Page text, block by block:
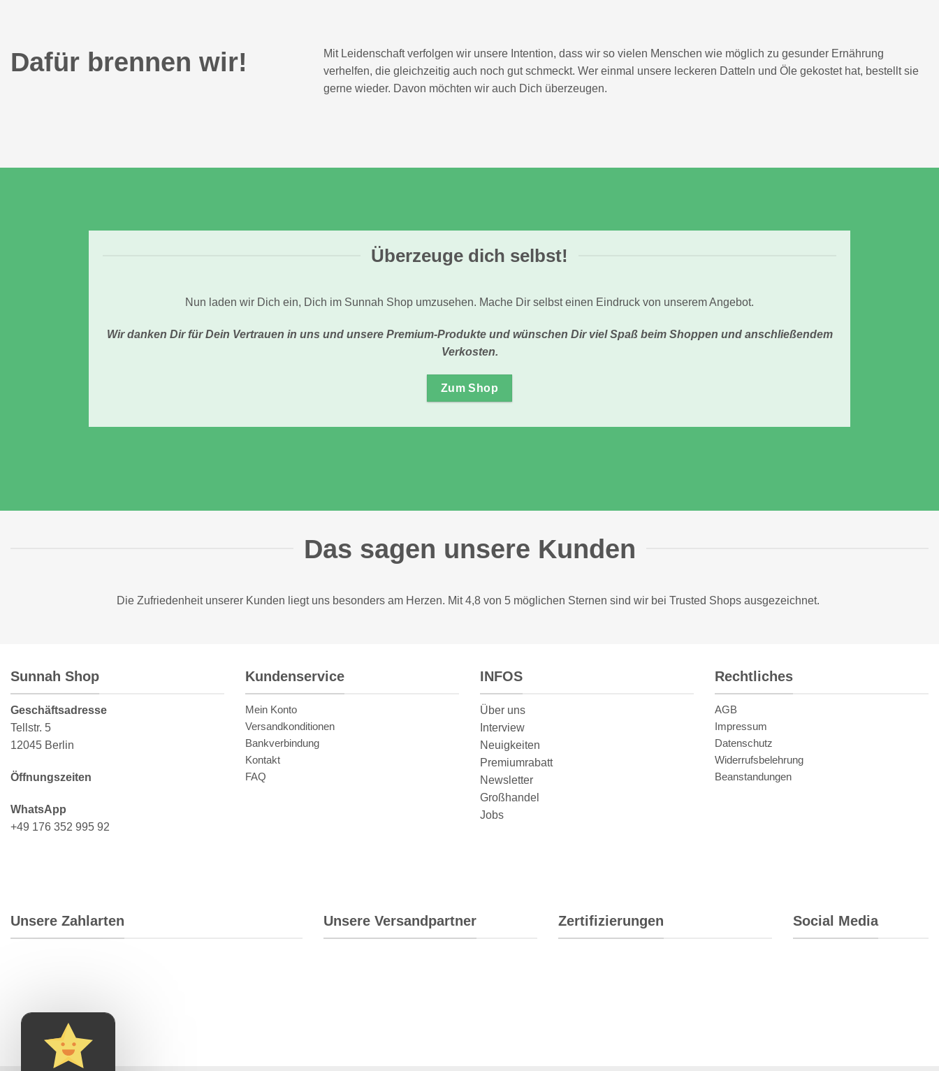
Dafür brennen wir!
Mit Leidenschaft verfolgen wir unsere Intention, dass wir so vielen Menschen wie möglich zu gesunder Ernährung
verhelfen, die gleichzeitig auch noch gut schmeckt. Wer einmal unsere leckeren Datteln und Öle gekostet hat, bestellt sie
gerne wieder. Davon möchten wir auch Dich überzeugen.
Überzeuge dich selbst!
Nun laden wir Dich ein, Dich im Sunnah Shop umzusehen. Mache Dir selbst einen Eindruck von unserem Angebot.
Wir danken Dir für Dein Vertrauen in uns und unsere Premium-Produkte und wünschen Dir viel Spaß beim Shoppen und anschließendem
Verkosten.
Zum Shop
Das sagen unsere Kunden
Die Zufriedenheit unserer Kunden liegt uns besonders am Herzen. Mit 4,8 von 5 möglichen Sternen sind wir bei Trusted Shops ausgezeichnet.
Sunnah Shop
Geschäftsadresse
Tellstr. 5
12045 Berlin
Öffnungszeiten
WhatsApp
+49 176 352 995 92
Kundenservice
Mein Konto
Versandkonditionen
Bankverbindung
Kontakt
FAQ
INFOS
Über uns
Interview
Neuigkeiten
Premiumrabatt
Newsletter
Großhandel
Jobs
Rechtliches
AGB
Impressum
Datenschutz
Widerrufsbelehrung
Beanstandungen
Unsere Zahlarten Unsere Versandpartner Zertifizierungen Social Media